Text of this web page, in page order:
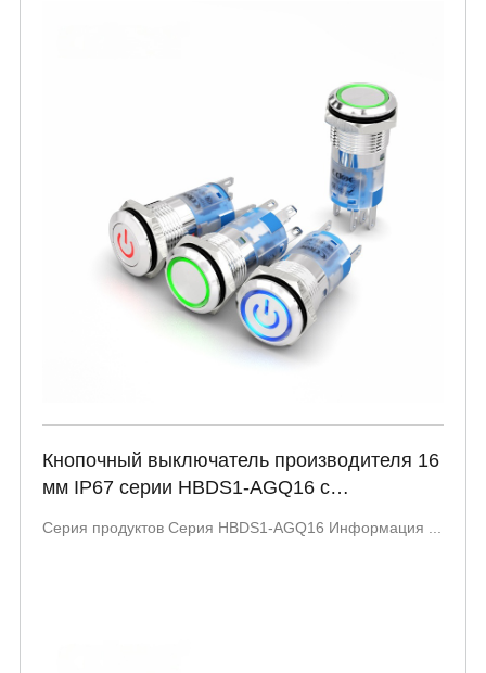
Кнопочный выключатель производителя 16
мм IP67 серии HBDS1-AGQ16 с
Серия продуктов Серия HBDS1-AGQ16 Информация ...